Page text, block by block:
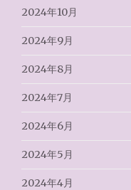
2024年10月
2024年9月
2024年8月
2024年7月
2024年6月
2024年5月
2024年4月